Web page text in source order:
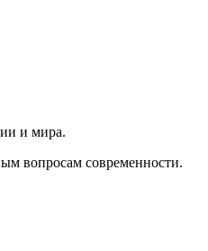
и мира.
вопросам современности.